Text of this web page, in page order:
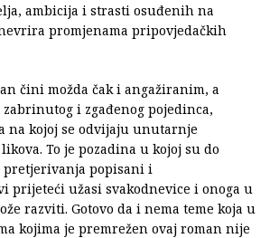
ambicija i strasti osuđenih na
promjenama pripovjedačkih
čini možda čak i angažiranim, a
i zgađenog pojedinca,
na kojoj se odvijaju unutarnje
To je pozadina u kojoj su do
pretjerivanja popisani i
prijeteći užasi svakodnevice i onoga u
razviti. Gotovo da i nema teme koja u
kojima je premrežen ovaj roman nije